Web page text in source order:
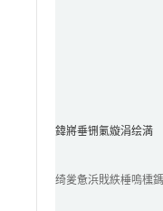
鍏嶈垂铏氭嫙涓绘満
绮夎惫浜戝紩棰嗚櫄